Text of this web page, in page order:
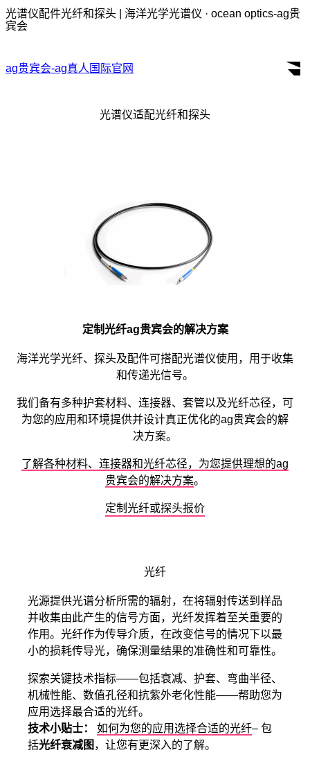
光谱仪配件光纤和探头 | 海洋光学光谱仪 · ocean optics-ag贵
宾会
ag贵宾会-ag真人国际官网
光谱仪适配光纤和探头
定制光纤ag贵宾会的解决方案
海洋光学光纤、探头及配件可搭配光谱仪使用，用于收集
和传递光信号。
我们备有多种护套材料、连接器、套管以及光纤芯径，可
为您的应用和环境提供并设计真正优化的ag贵宾会的解
决方案。
了解各种材料、连接器和光纤芯径，为您提供理想的ag
贵宾会的解决方案。
定制光纤或探头报价
光纤
光源提供光谱分析所需的辐射，在将辐射传送到样品
并收集由此产生的信号方面，光纤发挥着至关重要的
作用。光纤作为传导介质，在改变信号的情况下以最
小的损耗传导光，确保测量结果的准确性和可靠性。
探索关键技术指标——包括衰减、护套、弯曲半径、
机械性能、数值孔径和抗紫外老化性能——帮助您为
应用选择最合适的光纤。
技术小贴士：
如何为您的应用选择合适的光纤– 包
括光纤衰减图 ，让您有更深入的了解。